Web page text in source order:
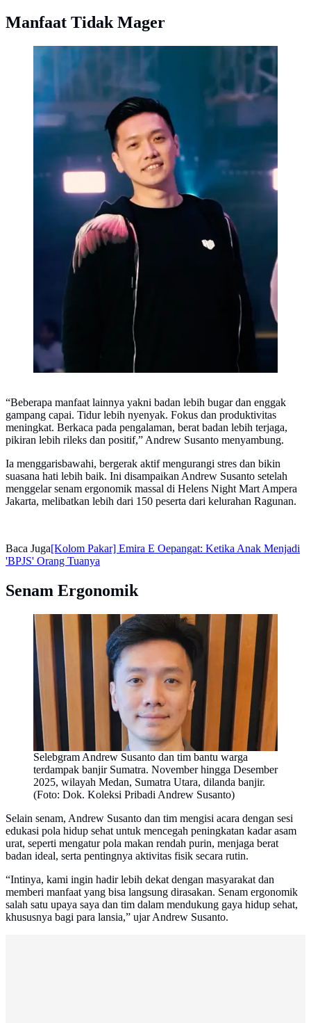
Manfaat Tidak Mager
Andrew Susanto. (Foto: Dok. Instagram @andrew8is)
“Beberapa manfaat lainnya yakni badan lebih bugar dan enggak
gampang capai. Tidur lebih nyenyak. Fokus dan produktivitas
meningkat. Berkaca pada pengalaman, berat badan lebih terjaga,
pikiran lebih rileks dan positif,” Andrew Susanto menyambung.
Ia menggarisbawahi, bergerak aktif mengurangi stres dan bikin
suasana hati lebih baik. Ini disampaikan Andrew Susanto setelah
menggelar senam ergonomik massal di Helens Night Mart Ampera
Jakarta, melibatkan lebih dari 150 peserta dari kelurahan Ragunan.
Baca Juga[Kolom Pakar] Emira E Oepangat: Ketika Anak Menjadi
'BPJS' Orang Tuanya
Senam Ergonomik
Selebgram Andrew Susanto dan tim bantu warga
terdampak banjir Sumatra. November hingga Desember
2025, wilayah Medan, Sumatra Utara, dilanda banjir.
(Foto: Dok. Koleksi Pribadi Andrew Susanto)
Selain senam, Andrew Susanto dan tim mengisi acara dengan sesi
edukasi pola hidup sehat untuk mencegah peningkatan kadar asam
urat, seperti mengatur pola makan rendah purin, menjaga berat
badan ideal, serta pentingnya aktivitas fisik secara rutin.
“Intinya, kami ingin hadir lebih dekat dengan masyarakat dan
memberi manfaat yang bisa langsung dirasakan. Senam ergonomik
salah satu upaya saya dan tim dalam mendukung gaya hidup sehat,
khususnya bagi para lansia,” ujar Andrew Susanto.